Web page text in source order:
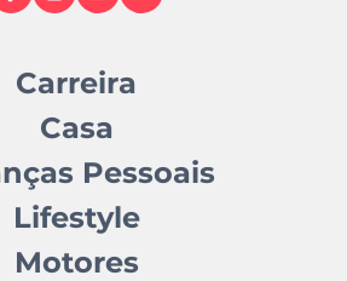
Carreira
Casa
Pessoais
Lifestyle
Motores